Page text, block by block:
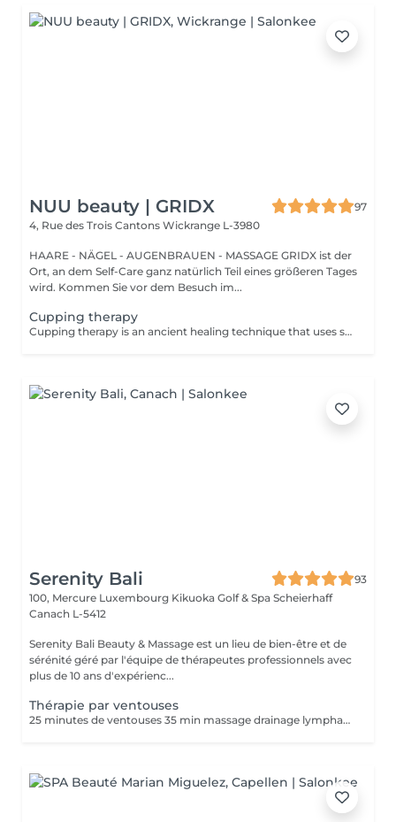
NUU beauty | GRIDX
97
4, Rue des Trois Cantons Wickrange L-3980
HAARE - NÄGEL - AUGENBRAUEN - MASSAGE GRIDX ist der
Ort, an dem Self-Care ganz natürlich Teil eines größeren Tages
wird. Kommen Sie vor dem Besuch im...
Cupping therapy
Cupping therapy is an ancient healing technique that uses special cups to create gentle suction on the skin. This suction promotes blood flow, relieves muscle tension, reduces inflammation, and supports deep relaxation. The treatment can help release toxins, improve circulation, and ease chronic pain or stiffness. *Please note that cupping therapy could just be added to a massage service with includes back massage.
Serenity Bali
93
100, Mercure Luxembourg Kikuoka Golf & Spa Scheierhaff
Canach L-5412
Serenity Bali Beauty & Massage est un lieu de bien-être et de
sérénité géré par l'équipe de thérapeutes professionnels avec
plus de 10 ans d'expérienc...
Thérapie par ventouses
25 minutes de ventouses 35 min massage drainage lymphatique. Une forme ancienne de médecine alternative dans laquelle un thérapeute place des ventouses spéciales sur votre peau pendant quelques minutes pour créer une aspiration. Les gens l'obtiennent à de nombreuses fins, notamment pour soulager la douleur, l'inflammation, la circulation sanguine, la relaxation et le bien-être, et comme type de massage des tissus profonds.